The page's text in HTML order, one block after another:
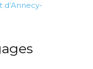
d’Annecy-